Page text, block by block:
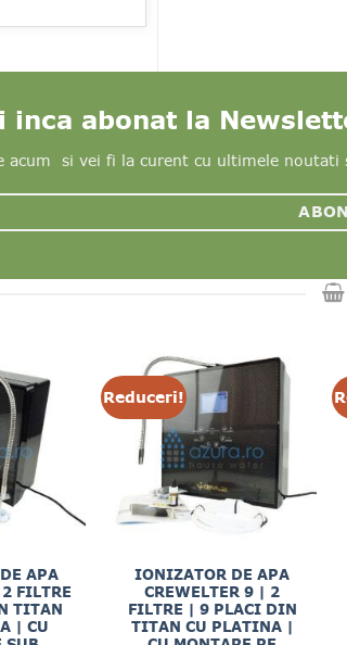
inca abonat la
acum si vei fi la curent cu ultimele
APA
FILTRE
TITAN
| CU
Reduceri!
IONIZATOR DE APA
CREWELTER 9 | 2
FILTRE | 9 PLACI DIN
TITAN CU PLATINA |